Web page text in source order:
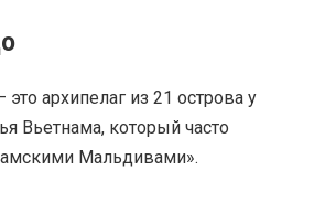
архипелаг из 21 острова у
Вьетнама, который часто
Мальдивами».